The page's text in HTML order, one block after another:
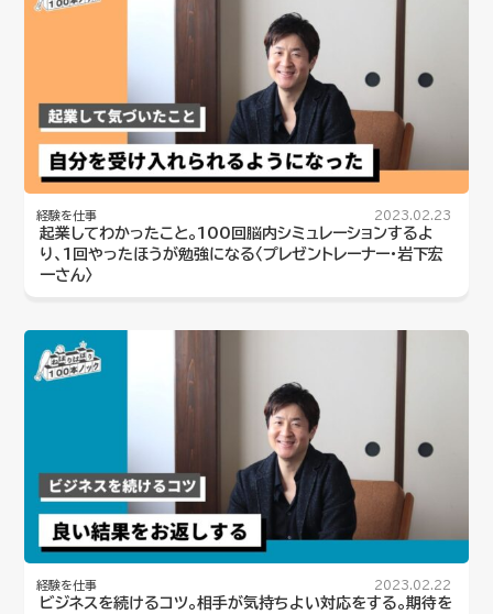
経験を仕事 2023.02.23
起業してわかったこと。100回脳内シミュレーションするよ
り、1回やったほうが勉強になる〈プレゼントレーナー・岩下宏
一さん〉
経験を仕事 2023.02.22
ビジネスを続けるコツ。相手が気持ちよい対応をする。期待を